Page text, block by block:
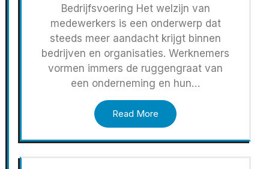
Bedrijfsvoering Het welzijn van
medewerkers is een onderwerp dat
steeds meer aandacht krijgt binnen
bedrijven en organisaties. Werknemers
vormen immers de ruggengraat van
een onderneming en hun…
Read More